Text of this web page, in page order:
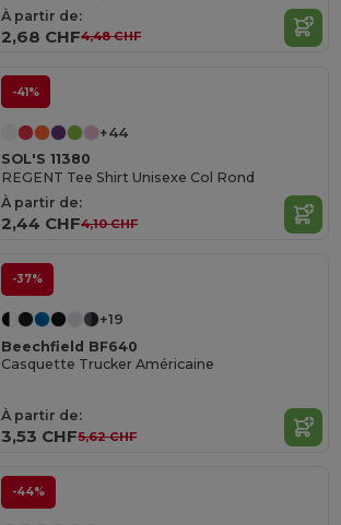
À partir de:
2,68 CHF4,48 CHF
-41%
+44
SOL'S 11380
REGENT Tee Shirt Unisexe Col Rond
À partir de:
2,44 CHF4,10 CHF
-37%
+19
Beechfield BF640
Casquette Trucker Américaine
À partir de:
3,53 CHF5,62 CHF
-44%